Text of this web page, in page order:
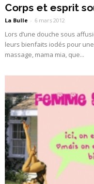
Corps et esprit
La Bulle - 6 mars 2012
Lors d’une douche sous
leurs bienfaits iodés pour
massage, mama mia, que...